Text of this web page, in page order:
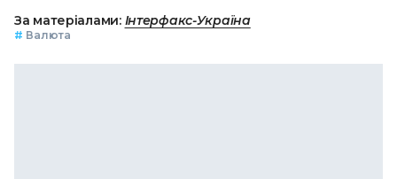
За матеріалами: Інтерфакс-Україна
# Валюта